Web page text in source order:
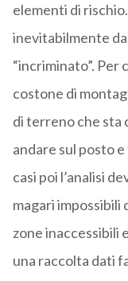
elementi di
inevitabilmente
“incriminato”. Per
costone di
di terreno che sta
andare sul posto
casi poi l’analisi
magari impossibili
zone inaccessibili
una raccolta dati